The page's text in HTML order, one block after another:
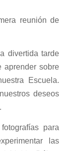
reunión de
divertida tarde
aprender sobre
Escuela.
deseos
para
las